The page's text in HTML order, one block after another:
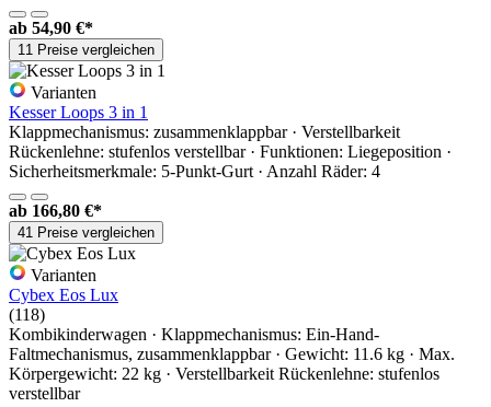
ab 54,90 €*
11 Preise vergleichen
Varianten
Kesser Loops 3 in 1
Klappmechanismus: zusammenklappbar · Verstellbarkeit
Rückenlehne: stufenlos verstellbar · Funktionen: Liegeposition ·
Sicherheitsmerkmale: 5-Punkt-Gurt · Anzahl Räder: 4
ab 166,80 €*
41 Preise vergleichen
Varianten
Cybex Eos Lux
(118)
Kombikinderwagen · Klappmechanismus: Ein-Hand-
Faltmechanismus, zusammenklappbar · Gewicht: 11.6 kg · Max.
Körpergewicht: 22 kg · Verstellbarkeit Rückenlehne: stufenlos
verstellbar